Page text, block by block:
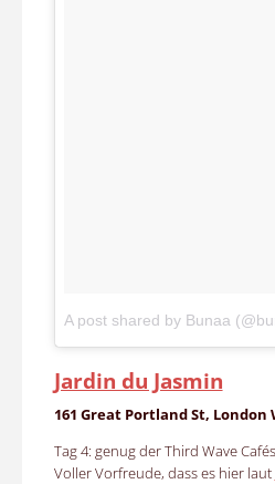
A post shared by Bunaa
Jardin du Jasmin
161 Great Portland St, London
Tag 4: genug der Third Wave
Voller Vorfreude, dass es hier laut